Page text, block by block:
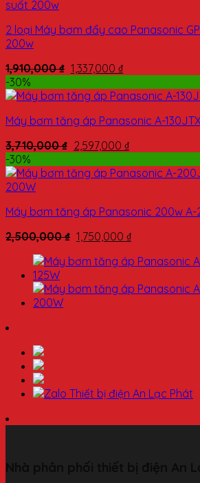
2 loại Máy bơm đẩy cao Panasonic
200w
1,910,000₫ 1,337,000 ₫
-30%
Máy bơm tăng áp Panasonic A-
3,710,000₫ 2,597,000 ₫
-30%
Máy bơm tăng áp Panasonic 200w A-
2,500,000₫ 1,750,000 ₫